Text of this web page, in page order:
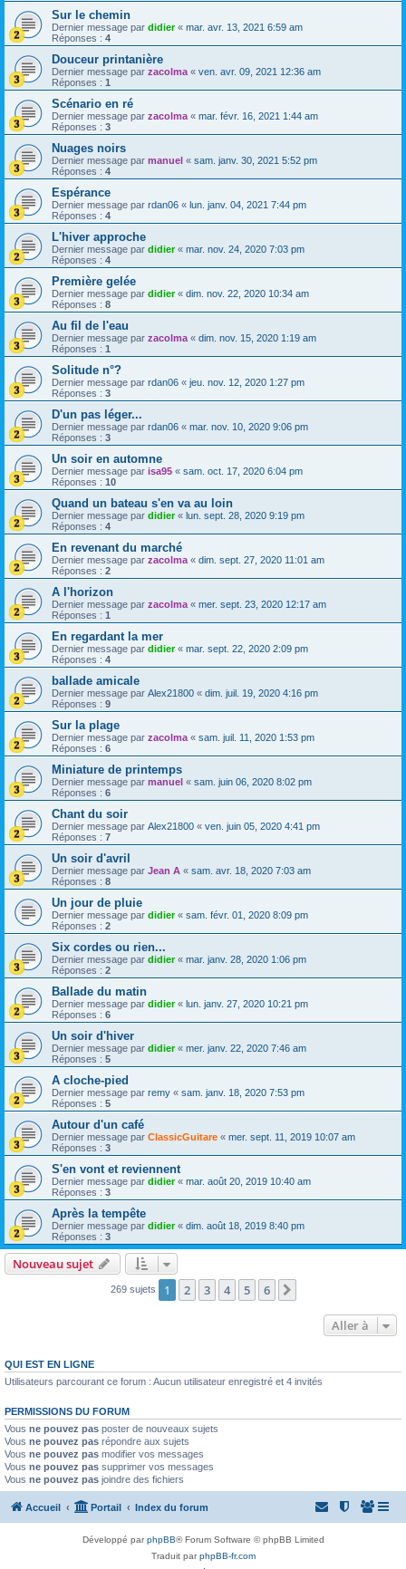
Sur le chemin
Dernier message par didier« mar. avr. 13, 2021 6:59 am
Réponses : 4
Douceur printanière
Dernier message par zacolma « ven. avr. 09, 2021 12:36 am
Réponses : 1
Scénario en ré
Dernier message par zacolma « mar. févr. 16, 2021 1:44 am
Réponses : 3
Nuages noirs
Dernier message par manuel « sam. janv. 30, 2021 5:52 pm
Réponses : 4
Espérance
Dernier message par rdan06 « lun. janv. 04, 2021 7:44 pm
Réponses : 4
L'hiver approche
Dernier message par didier« mar. nov. 24, 2020 7:03 pm
Réponses : 4
Première gelée
Dernier message par didier« dim. nov. 22, 2020 10:34 am
Réponses : 8
Au fil de l'eau
Dernier message par zacolma « dim. nov. 15, 2020 1:19 am
Réponses : 1
Solitude n°?
Dernier message par rdan06 « jeu. nov. 12, 2020 1:27 pm
Réponses : 3
D'un pas léger...
Dernier message par rdan06 « mar. nov. 10, 2020 9:06 pm
Réponses : 3
Un soir en automne
Dernier message par isa95 « sam. oct. 17, 2020 6:04 pm
Réponses : 10
Quand un bateau s'en va au loin
Dernier message par didier« lun. sept. 28, 2020 9:19 pm
Réponses : 4
En revenant du marché
Dernier message par zacolma « dim. sept. 27, 2020 11:01 am
Réponses : 2
A l'horizon
Dernier message par zacolma « mer. sept. 23, 2020 12:17 am
Réponses : 1
En regardant la mer
Dernier message par didier« mar. sept. 22, 2020 2:09 pm
Réponses : 4
ballade amicale
Dernier message par Alex21800 « dim. juil. 19, 2020 4:16 pm
Réponses : 9
Sur la plage
Dernier message par zacolma « sam. juil. 11, 2020 1:53 pm
Réponses : 6
Miniature de printemps
Dernier message par manuel « sam. juin 06, 2020 8:02 pm
Réponses : 6
Chant du soir
Dernier message par Alex21800 « ven. juin 05, 2020 4:41 pm
Réponses : 7
Un soir d'avril
Dernier message par Jean A « sam. avr. 18, 2020 7:03 am
Réponses : 8
Un jour de pluie
Dernier message par didier« sam. févr. 01, 2020 8:09 pm
Réponses : 2
Six cordes ou rien...
Dernier message par didier« mar. janv. 28, 2020 1:06 pm
Réponses : 2
Ballade du matin
Dernier message par didier« lun. janv. 27, 2020 10:21 pm
Réponses : 6
Un soir d'hiver
Dernier message par didier« mer. janv. 22, 2020 7:46 am
Réponses : 5
A cloche-pied
Dernier message par remy « sam. janv. 18, 2020 7:53 pm
Réponses : 5
Autour d'un café
Dernier message par ClassicGuitare « mer. sept. 11, 2019 10:07 am
Réponses : 3
S'en vont et reviennent
Dernier message par didier« mar. août 20, 2019 10:40 am
Réponses : 3
Après la tempête
Dernier message par didier« dim. août 18, 2019 8:40 pm
Réponses : 3
Nouveau sujet
269 sujets 1 2 3 4 5 6
Aller à
QUI EST EN LIGNE
Utilisateurs parcourant ce forum : Aucun utilisateur enregistré et 4 invités
PERMISSIONS DU FORUM
Vous ne pouvez pas poster de nouveaux sujets
Vous ne pouvez pas répondre aux sujets
Vous ne pouvez pas modifier vos messages
Vous ne pouvez pas supprimer vos messages
Vous ne pouvez pas joindre des fichiers
Accueil Portail Index du forum
Développé parphpBB® Forum Software © phpBB Limited
Traduit parphpBB-fr.com